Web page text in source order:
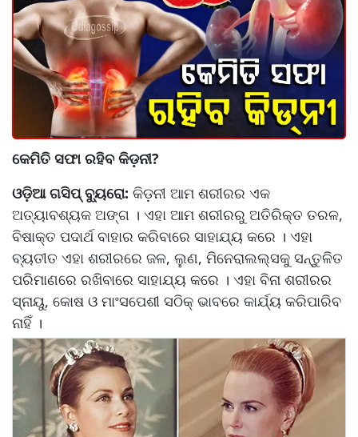
କେମିତି ସଫା ରହିବ କିଡ଼ନୀ?
ଓଡ଼ିଆ ଗସିପ୍ ବ୍ୟୁରୋ: କିଡ଼ନୀ ଆମ ଶରୀରର ଏକ
ଅତ୍ୟାବଶ୍ୟକ ଅଙ୍ଗ । ଏହା ଆମ ଶରୀରରୁ ଅତିରିକ୍ତ ତରଳ,
ବିଷାକ୍ତ ପଦାର୍ଥ ବାହାର କରିବାରେ ସାହାଯ୍ୟ କରେ । ଏହା
ବ୍ୟତୀତ ଏହା ଶରୀରରେ ଜଳ, ଲୁଣ, ମିନେରାଲଲ୍ସକୁ ସନ୍ତୁଳିତ
ପରିମାଣରେ ରଖିବାରେ ସାହାଯ୍ୟ କରେ । ଏହା ବିନା ଶରୀରର
ସ୍ନାୟୁ, କୋଷ ଓ ମାଂସପେଶୀ ସଠିକ୍ ଭାବରେ କାର୍ଯ୍ୟ କରିପାରିବ
ନାହିଁ ।